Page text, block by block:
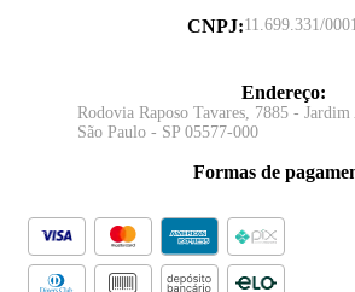
CNPJ:11.699.331/
Endereço:
Rodovia Raposo Tavares, 7885 -
São Paulo - SP 05577-000
Formas de